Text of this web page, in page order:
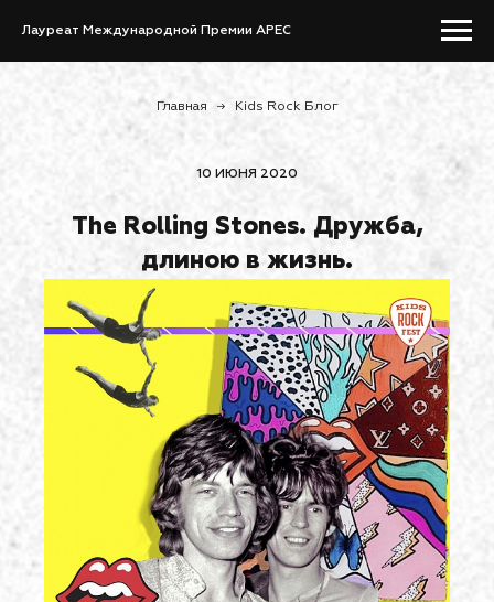
Лауреат Международной Премии APEC
Главная → Kids Rock Блог
10 ИЮНЯ 2020
The Rolling Stones. Дружба,
длиною в жизнь.